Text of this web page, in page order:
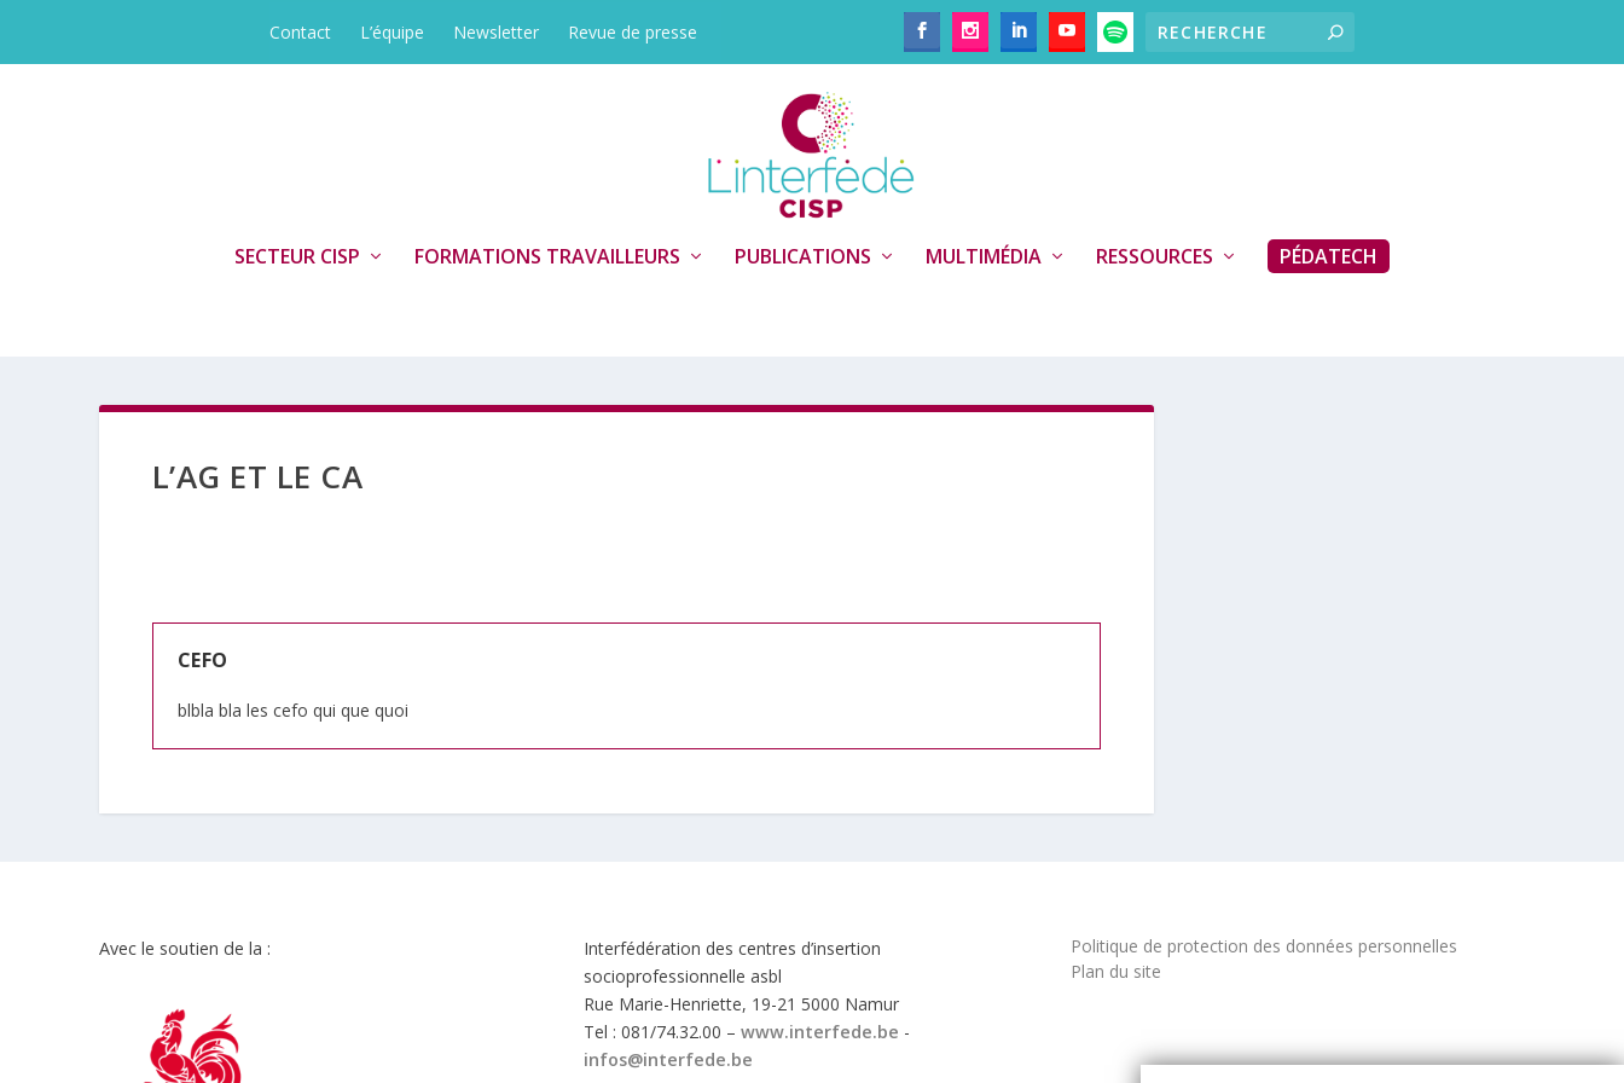
Contact L’équipe Newsletter Revue de presse
SECTEUR CISP FORMATIONS TRAVAILLEURS PUBLICATIONS MULTIMÉDIA RESSOURCES PÉDATECH
L’AG ET LE CA
CEFO
blbla bla les cefo qui que quoi
Avec le soutien de la :
Interfédération des centres d’insertion
socioprofessionnelle asbl
Rue Marie-Henriette, 19-21 5000 Namur
Tel : 081/74.32.00 –www.interfede.be -
infos@interfede.be
Politique de protection des données personnelles
Plan du site